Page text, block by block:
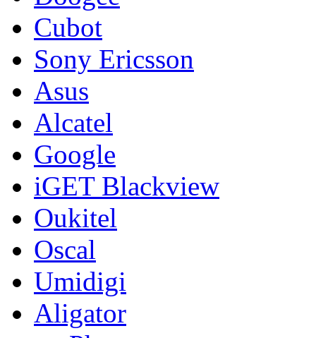
Cubot
Sony Ericsson
Asus
Alcatel
Google
iGET Blackview
Oukitel
Oscal
Umidigi
Aligator